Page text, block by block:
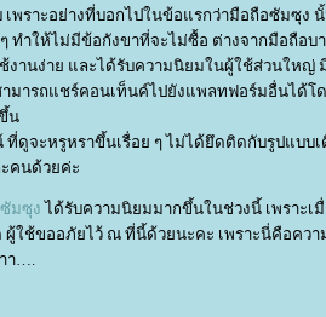
เพราะอย่างที่บอกไปในข้อแรกว่ามือถือซัมซุ
ทำให้ไม่มีข้อกังขาที่จะไม่ซื้อ ต่างจากมือถือบ
งานง่าย และได้รับความนิยมในผู้ใช้ส่วนให
มารถแชร์คอนเท็นค์ไปยังแพลทฟอร์มอื่นได้โ
น
ดูจะหรูหราขึ้นเรื่อย ๆ ไม่ได้ยึดติดกับรูปแบ
คนด้วยค่ะ
มซุง ได้รับความนิยมมากขึ้นในช่วงนี้ เพราะ
ผู้ใช้ขออภัยไว้ ณ ที่นี้ด้วยนะคะ เพราะนี่คือค
า….